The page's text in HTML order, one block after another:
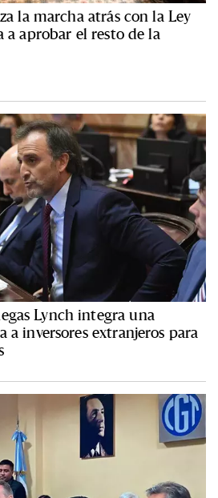
la marcha atrás con la Ley
a aprobar el resto de la
Lynch integra una
a inversores extranjeros para